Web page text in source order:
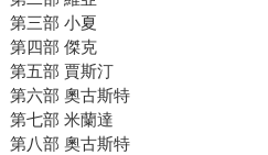
第三部 小夏
第四部 傑克
第五部 賈斯汀
第六部 奧古斯特
第七部 米蘭達
第八部 奧古斯特